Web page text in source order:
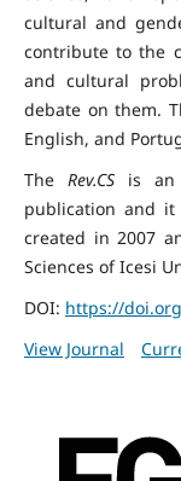
cultural and
contribute to the
and cultural
debate on them.
English, and
The Rev.CSis an
publication and
created in 2007
Sciences of Icesi
DOI: https://
View Journal